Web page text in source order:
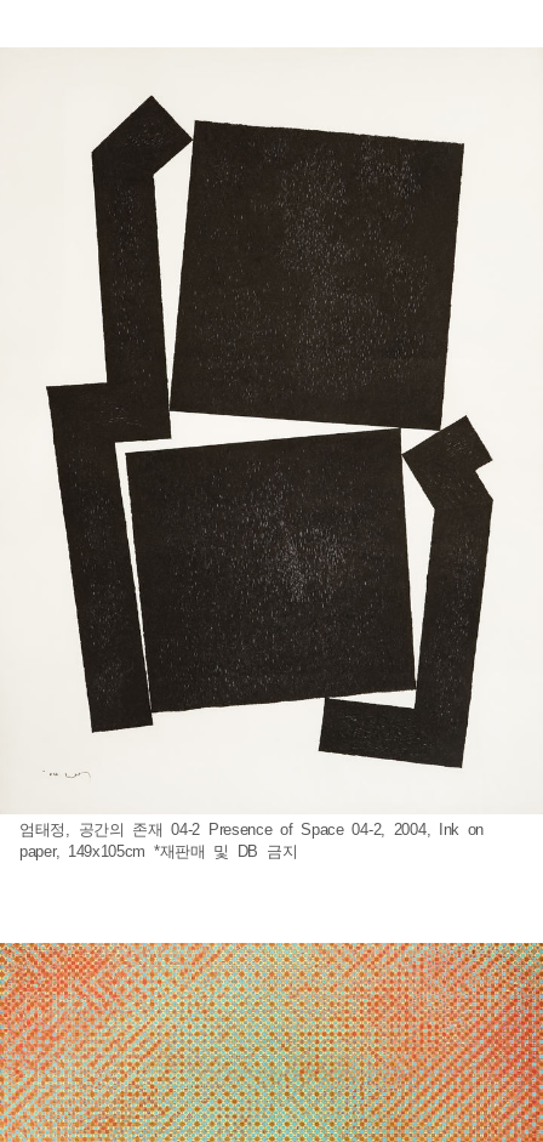
엄태정, 공간의 존재 04-2 Presence of Space 04-2, 2004, Ink on
paper, 149x105cm *재판매 및 DB 금지